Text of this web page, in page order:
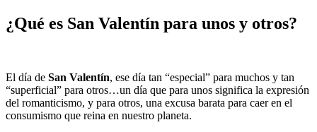
¿Qué es San Valentín para unos y otros?
El día de San Valentín, ese día tan “especial” para muchos y tan
“superficial” para otros…un día que para unos significa la expresión
del romanticismo, y para otros, una excusa barata para caer en el
consumismo que reina en nuestro planeta.